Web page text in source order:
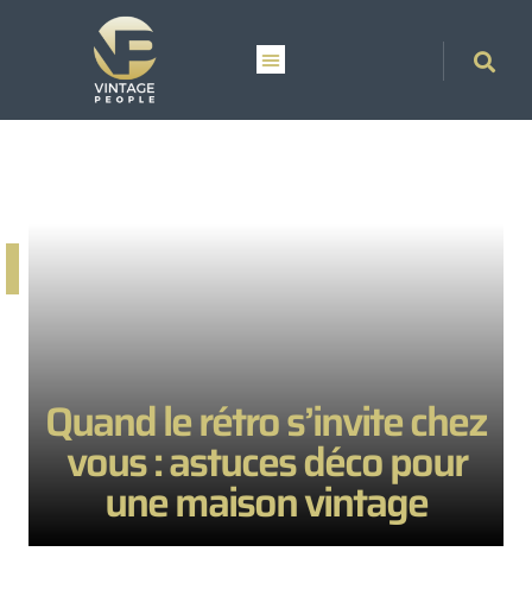
Quand le rétro s’invite chez
vous : astuces déco pour
une maison vintage